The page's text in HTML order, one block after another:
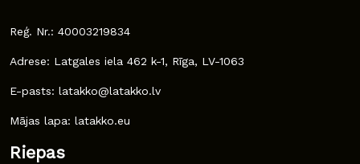
Reģ. Nr.: 40003219834
Adrese: Latgales iela 462 k-1, Rīga, LV-1063
E-pasts: latakko@latakko.lv
Mājas lapa: latakko.eu
Riepas